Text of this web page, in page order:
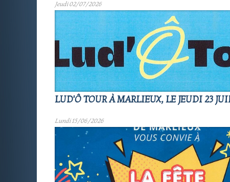
Jeudi 02/07/2026
LUD'Ô TOUR À MARLIEUX, LE JEUDI 23
Lundi 15/06/2026